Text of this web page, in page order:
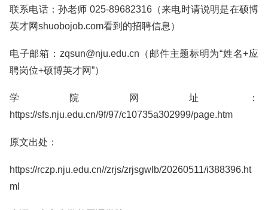
联系电话：孙老师 025-89682316（来电时请说明是在硕博
英才网shuobojob.com看到的招聘信息）
电子邮箱：zqsun@nju.edu.cn（邮件主题标明为“姓名+应
聘岗位+硕博英才网”）
学院网址：
https://sfs.nju.edu.cn/9f/97/c10735a302999/page.htm
原文出处：
https://rczp.nju.edu.cn//zrjs/zrjsgwlb/20260511/i388396.ht
ml